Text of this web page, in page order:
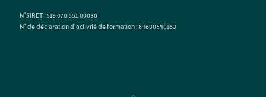
N°SIRET : 519 070 551 00030
N° de déclaration d’activité de formation : 84630540163